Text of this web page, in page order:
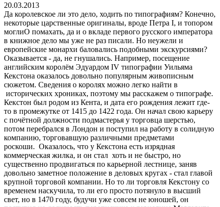
20.03.2013
Да королевское ли это дело, ходить по типографиям? Конечно,
некоторые царственные оригиналы, вроде Петра I, и топором
моглиО помахать, да и о вкладе первого русского императора
в книжное дело мы уже не раз писали. Но неужели и
европейские монархи баловались подобными экскурсиями?
Оказывается - да, не гнушались. Например, посещение
английским королём Эдуардом IV типографии Уильяма
Кекстона оказалось довольно популярным живописным
сюжетом. Сведения о королях можно легко найти в
исторических хрониках, поэтому мы расскажем о типографе.
Кекстон был родом из Кента, и дата его рождения лежит где-
то в промежутке от 1415 до 1422 года. Он начал свою карьеру
с почётной должности подмастерья у торговца шерстью,
потом перебрался в Лондон и поступил на работу в солидную
компанию, торговавшую различными предметами
роскоши. Оказалось, что у Кекстона есть изрядная
коммерческая жилка, и он стал хоть и не быстро, но
существенно продвигаться по карьерной лестнице, заняв
довольно заметное положение в деловых кругах - стал главой
крупной торговой компании. Но то ли торговля Кекстону со
временем наскучила, то ли его просто потянуло в высший
свет, но в 1470 году, будучи уже совсем не юношей, он